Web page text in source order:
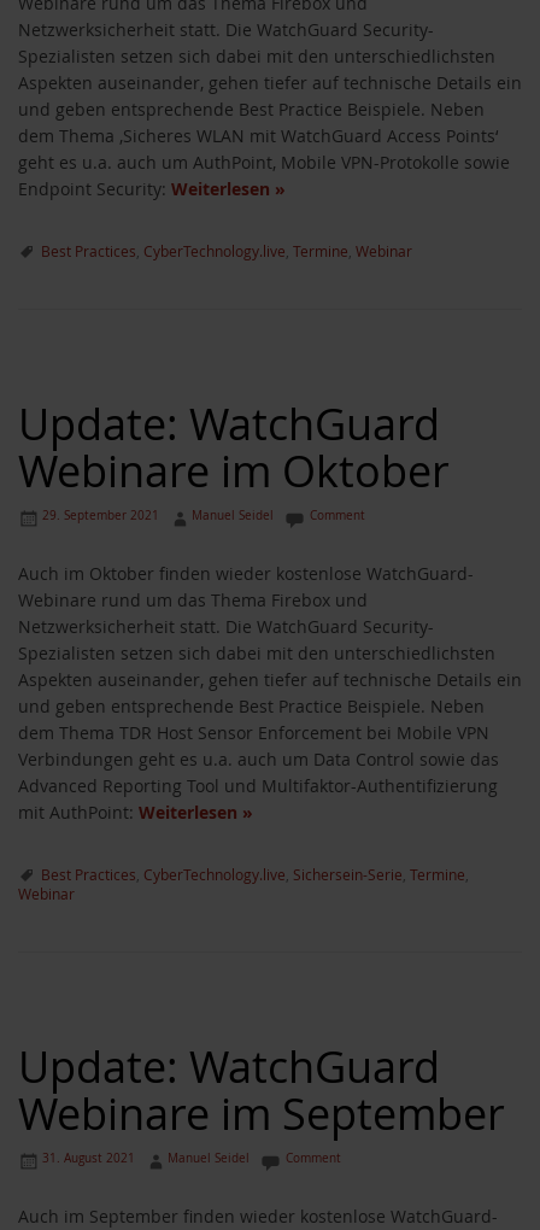
zu WSUS
Netzwerksicherheit statt. Die WatchGuard Security-
Spezialisten setzen sich dabei mit den unterschiedlichsten
Aspekten auseinander, gehen tiefer auf technische Details ein
und geben entsprechende Best Practice Beispiele. Neben
dem Thema ‚Sicheres WLAN mit WatchGuard Access Points‘
geht es u.a. auch um AuthPoint, Mobile VPN-Protokolle sowie
Endpoint Security: Weiterlesen »
Best Practices CyberTechnology.live Termine Webinar
Update: WatchGuard
Webinare im Oktober
29. September 2021 Manuel Seidel Comment
Auch im Oktober finden wieder kostenlose WatchGuard-
Webinare rund um das Thema Firebox und
Netzwerksicherheit statt. Die WatchGuard Security-
Spezialisten setzen sich dabei mit den unterschiedlichsten
Aspekten auseinander, gehen tiefer auf technische Details ein
und geben entsprechende Best Practice Beispiele. Neben
dem Thema TDR Host Sensor Enforcement bei Mobile VPN
Verbindungen geht es u.a. auch um Data Control sowie das
Advanced Reporting Tool und Multifaktor-Authentifizierung
mit AuthPoint: Weiterlesen »
Best Practices CyberTechnology.live Sichersein-Serie Termine
Webinar
Update: WatchGuard
Webinare im September
31. August 2021 Manuel Seidel Comment
Auch im September finden wieder kostenlose WatchGuard-